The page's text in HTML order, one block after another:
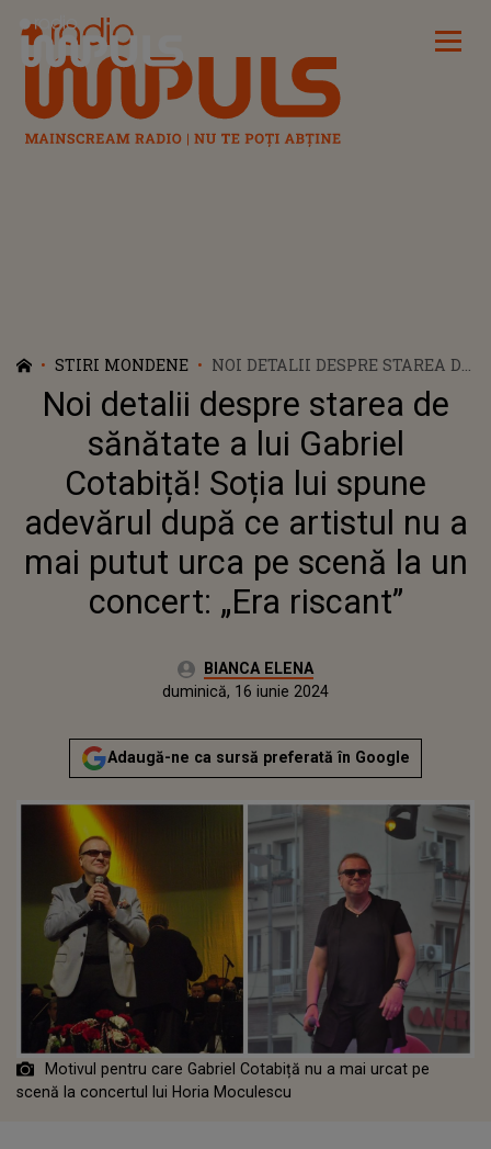
Radio Impuls
STIRI MONDENE
NOI DETALII DESPRE STAREA DE
SĂNĂTATE A LUI GABRIEL
COTABIȚĂ! SOȚIA LUI SPUNE
ADEVĂRUL DUPĂ CE ARTISTUL
NU A MAI PUTUT URCA PE
SCENĂ LA UN CONCERT: „ERA
RISCANT”
Noi detalii despre starea de
sănătate a lui Gabriel
Cotabiță! Soția lui spune
adevărul după ce artistul nu a
mai putut urca pe scenă la un
concert: „Era riscant”
Autor:BIANCA ELENA
Publicat:
duminică, 16 iunie 2024
Adaugă-ne ca sursă preferată în Google
Motivul pentru care Gabriel Cotabiță nu a mai urcat pe
scenă la concertul lui Horia Moculescu